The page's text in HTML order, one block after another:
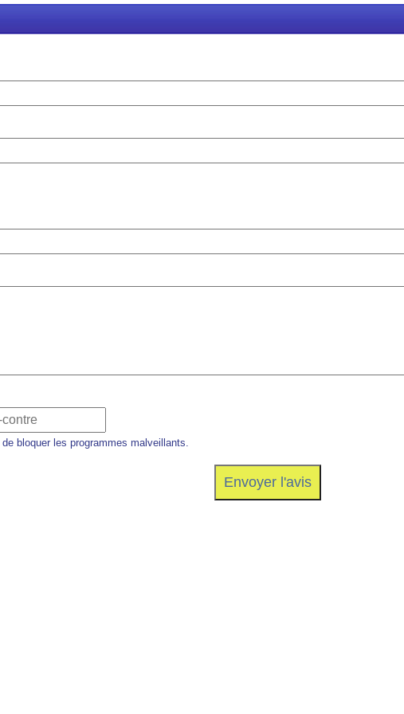
bloquer les programmes malveillants.